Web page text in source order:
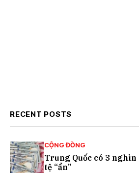
RECENT POSTS
CỘNG ĐỒNG
Trung Quốc có 3
tệ “ẩn”